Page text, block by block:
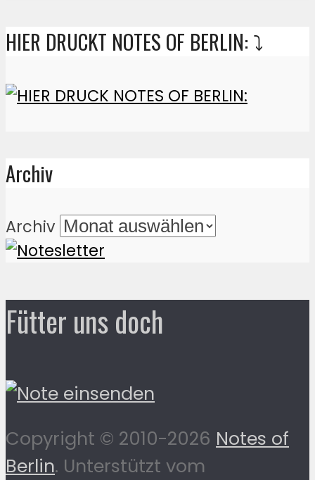
HIER DRUCKT NOTES OF BERLIN: ⤵️
Archiv
Archiv
Fütter uns doch
Copyright © 2010-2026 Notes of
Berlin. Unterstützt vom